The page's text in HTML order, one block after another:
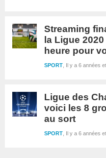
Streaming
la Ligue
heure pour
Il y a 6 années
SPORT
Ligue des
voici les 8
au sort
Il y a 6 années
SPORT